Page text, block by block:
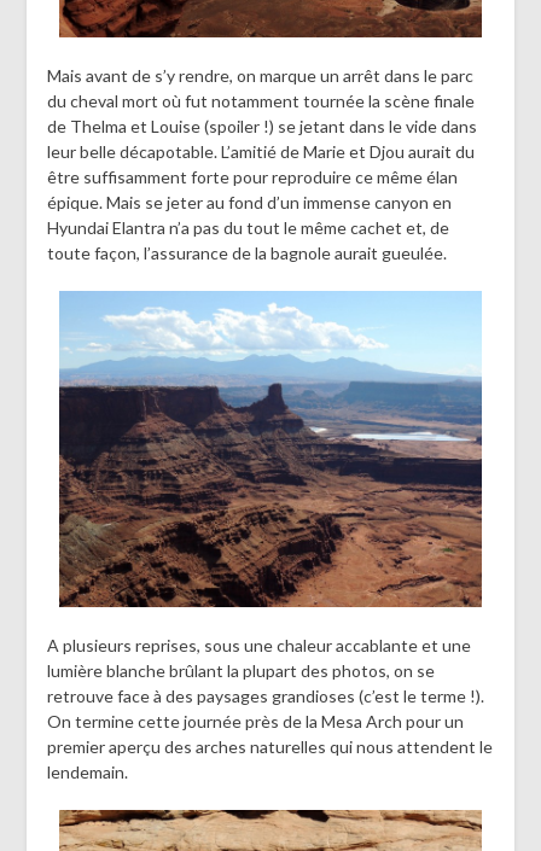
Mais avant de s’y rendre, on marque un arrêt dans le parc
du cheval mort où fut notamment tournée la scène finale
de Thelma et Louise (spoiler !) se jetant dans le vide dans
leur belle décapotable. L’amitié de Marie et Djou aurait du
être suffisamment forte pour reproduire ce même élan
épique. Mais se jeter au fond d’un immense canyon en
Hyundai Elantra n’a pas du tout le même cachet et, de
toute façon, l’assurance de la bagnole aurait gueulée.
A plusieurs reprises, sous une chaleur accablante et une
lumière blanche brûlant la plupart des photos, on se
retrouve face à des paysages grandioses (c’est le terme !).
On termine cette journée près de la Mesa Arch pour un
premier aperçu des arches naturelles qui nous attendent le
lendemain.